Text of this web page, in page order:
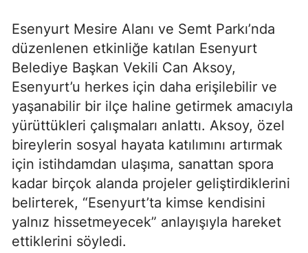
Esenyurt Mesire Alanı ve Semt Parkı’nda
düzenlenen etkinliğe katılan Esenyurt
Belediye Başkan Vekili Can Aksoy,
Esenyurt’u herkes için daha erişilebilir ve
yaşanabilir bir ilçe haline getirmek amacıyla
yürüttükleri çalışmaları anlattı. Aksoy, özel
bireylerin sosyal hayata katılımını artırmak
için istihdamdan ulaşıma, sanattan spora
kadar birçok alanda projeler geliştirdiklerini
belirterek, “Esenyurt’ta kimse kendisini
yalnız hissetmeyecek” anlayışıyla hareket
ettiklerini söyledi.